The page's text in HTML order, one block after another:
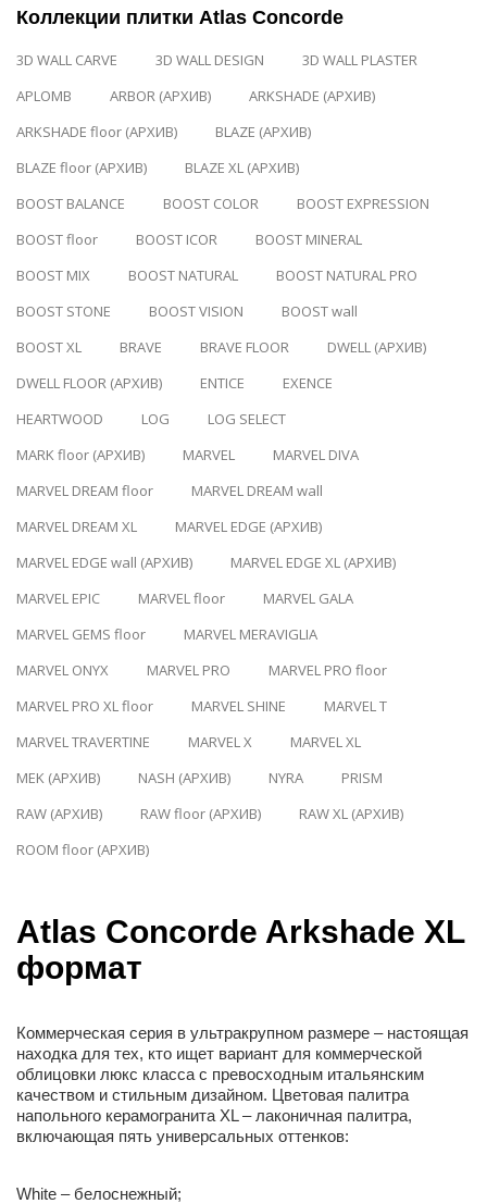
Коллекции плитки Atlas Concorde
3D WALL CARVE 3D WALL DESIGN
3D WALL PLASTER
APLOMB
ARBOR (АРХИВ)
ARKSHADE (АРХИВ)
ARKSHADE floor (АРХИВ)
BLAZE (АРХИВ)
BLAZE floor (АРХИВ)
BLAZE XL (АРХИВ)
BOOST BALANCE
BOOST COLOR
BOOST EXPRESSION
BOOST floor
BOOST ICOR
BOOST MINERAL
BOOST MIX
BOOST NATURAL
BOOST NATURAL PRO
BOOST STONE
BOOST VISION
BOOST wall
BOOST XL
BRAVE BRAVE FLOOR
DWELL (АРХИВ)
DWELL FLOOR (АРХИВ)
ENTICE
EXENCE
HEARTWOOD
LOG
LOG SELECT
MARK floor (АРХИВ)
MARVEL
MARVEL DIVA
MARVEL DREAM floor
MARVEL DREAM wall
MARVEL DREAM XL
MARVEL EDGE (АРХИВ)
MARVEL EDGE wall (АРХИВ)
MARVEL EDGE XL (АРХИВ)
MARVEL EPIC
MARVEL floor
MARVEL GALA
MARVEL GEMS floor
MARVEL MERAVIGLIA
MARVEL ONYX
MARVEL PRO
MARVEL PRO floor
MARVEL PRO XL floor
MARVEL SHINE
MARVEL T
MARVEL TRAVERTINE
MARVEL X
MARVEL XL
MEK (АРХИВ)
NASH (АРХИВ) NYRA
PRISM
RAW (АРХИВ)
RAW floor (АРХИВ)
RAW XL (АРХИВ)
ROOM floor (АРХИВ)
Atlas Concorde Arkshade XL
формат
Коммерческая серия в ультракрупном размере – настоящая
находка для тех, кто ищет вариант для коммерческой
облицовки люкс класса с превосходным итальянским
качеством и стильным дизайном. Цветовая палитра
напольного керамогранита XL – лаконичная палитра,
включающая пять универсальных оттенков:
White – белоснежный;